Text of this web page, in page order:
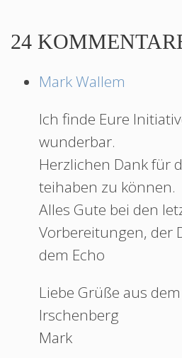
24
Mark Wallem
Ich finde Eure
wunderbar.
Herzlichen Dank für
teihaben zu können.
Alles Gute bei den
Vorbereitungen, der
dem Echo
Liebe Grüße aus
Irschenberg
Mark